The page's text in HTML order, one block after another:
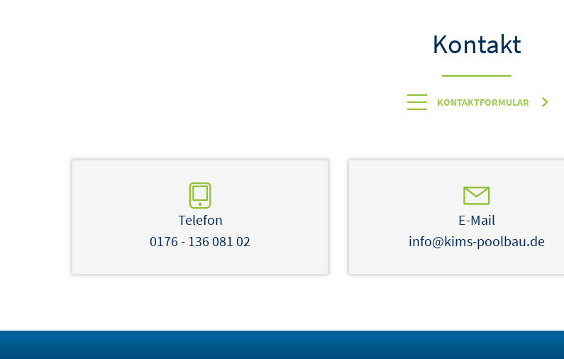
Kontakt
KONTAKTFORMULAR
Telefon
0176 - 136 081 02
E-Mail
info@kims-poolbau.de